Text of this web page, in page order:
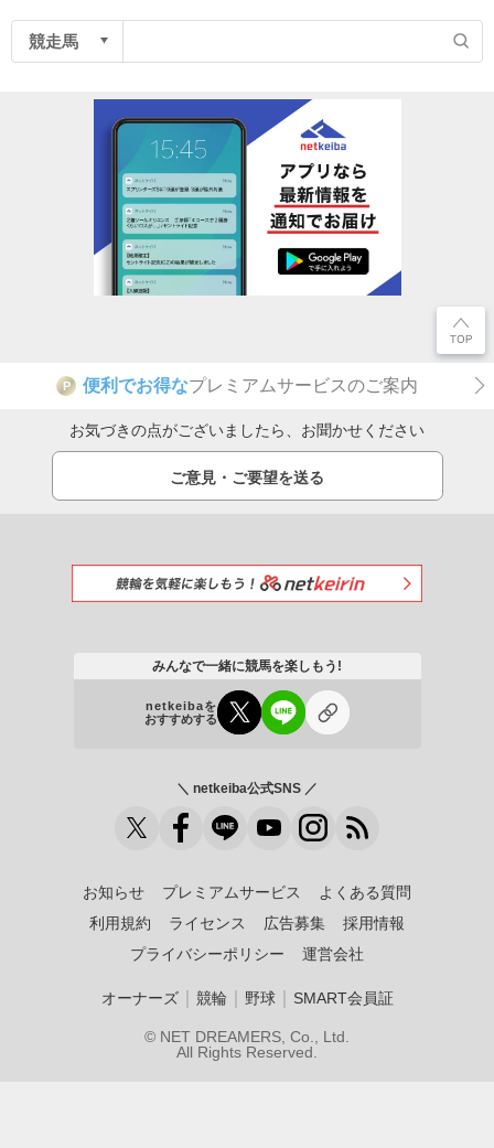
P 便利でお得なプレミアムサービスのご案内
お気づきの点がございましたら、お聞かせください
ご意見・ご要望を送る
みんなで一緒に競馬を楽しもう!
netkeibaを
おすすめする
＼ netkeiba公式SNS ／
お知らせ プレミアムサービス
よくある質問
利用規約
ライセンス 広告募集
採用情報
プライバシーポリシー
運営会社
オーナーズ｜ 競輪 野球｜ SMART会員証
© NET DREAMERS, Co., Ltd.
All Rights Reserved.